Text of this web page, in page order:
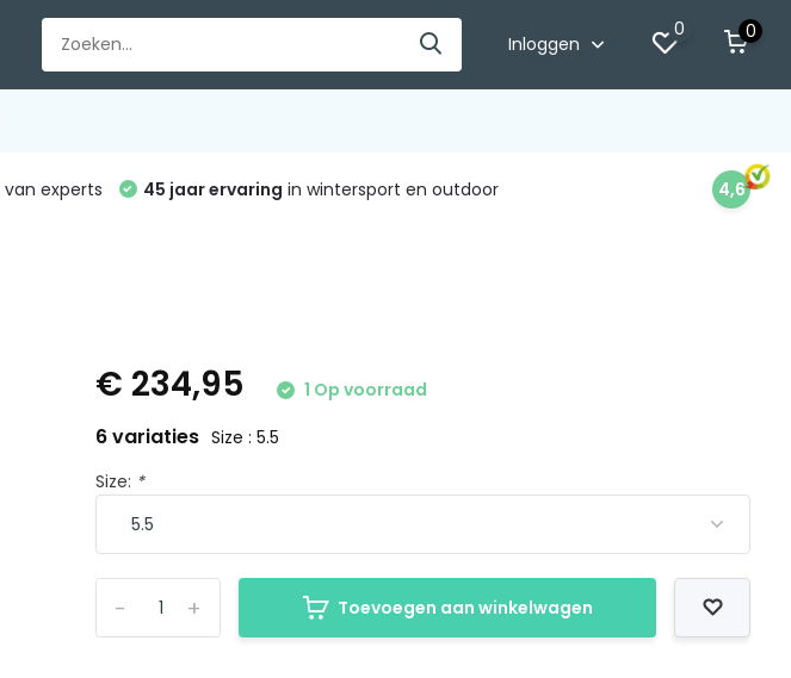
Inloggen
0 0
van experts 45 jaar ervaring in wintersport en outdoor 4,6
€ 234,95 1 Op voorraad
6 variaties Size : 5.5
Size: *
+
- Toevoegen aan winkelwagen